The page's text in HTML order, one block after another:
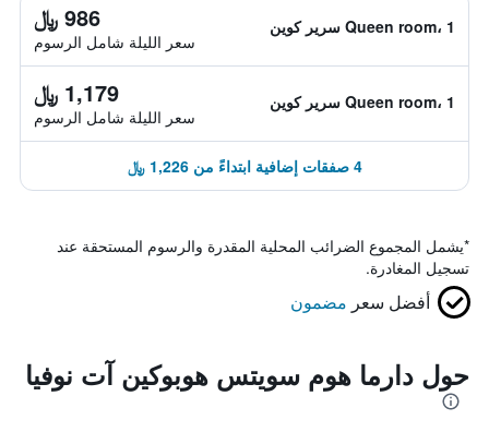
Queen room، 1 سرير كوين 986 ﷼
سعر الليلة شامل الرسوم
Queen room، 1 سرير كوين 1,179 ﷼
سعر الليلة شامل الرسوم
4 صفقات إضافية ابتداءً من 1,226 ﷼
*يشمل المجموع الضرائب المحلية المقدرة والرسوم المستحقة عند
تسجيل المغادرة.
أفضل سعر مضمون
حول دارما هوم سويتس هوبوكين آت نوفيا